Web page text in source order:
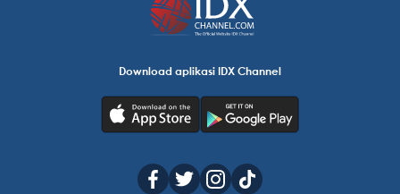
Download aplikasi IDX Channel